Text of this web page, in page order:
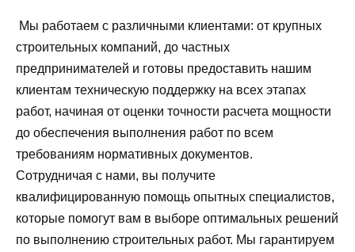
Мы работаем с различными клиентами: от крупных
строительных компаний, до частных
предпринимателей и готовы предоставить нашим
клиентам техническую поддержку на всех этапах
работ, начиная от оценки точности расчета мощности
до обеспечения выполнения работ по всем
требованиям нормативных документов.
Сотрудничая с нами, вы получите
квалифицированную помощь опытных специалистов,
которые помогут вам в выборе оптимальных решений
по выполнению строительных работ. Мы гарантируем